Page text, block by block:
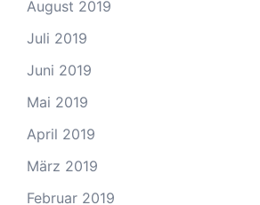
August 2019
Juli 2019
Juni 2019
Mai 2019
April 2019
März 2019
Februar 2019